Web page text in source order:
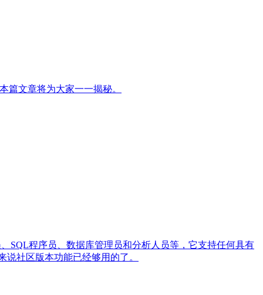
篇文章将为大家一一揭秘。
SQL程序员、数据库管理员和分析人员等，它支持任何具有
说社区版本功能已经够用的了。